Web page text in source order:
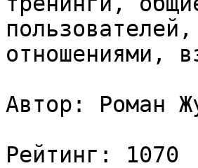
отношениями,
Автор: Роман
Рейтинг: 1070